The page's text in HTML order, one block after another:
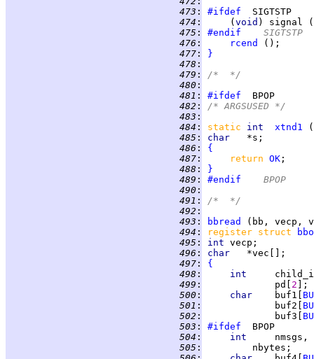
473 : #ifdef
474 :
     (
void
475 : #endif
	SIGTSTP
476 : rcend
477 :
}
478 :
479 :
/*  */
480 :
481 : #ifdef
482 :
/* ARGSUSED */
483 :
484 : static int xtnd1
485 : char
486 :
{
487 : return OK
488 :
}
489 : #endif
	BPOP
490 :
491 :
/*  */
492 :
493 :
bbread
494 : register struct
495 : int
496 : char
497 :
{
498 :
int
499 :
             pd[
2
500 : char buf1[
501 :
             buf2[
502 :
             buf3[
503 : #ifdef
504 : int
505 :